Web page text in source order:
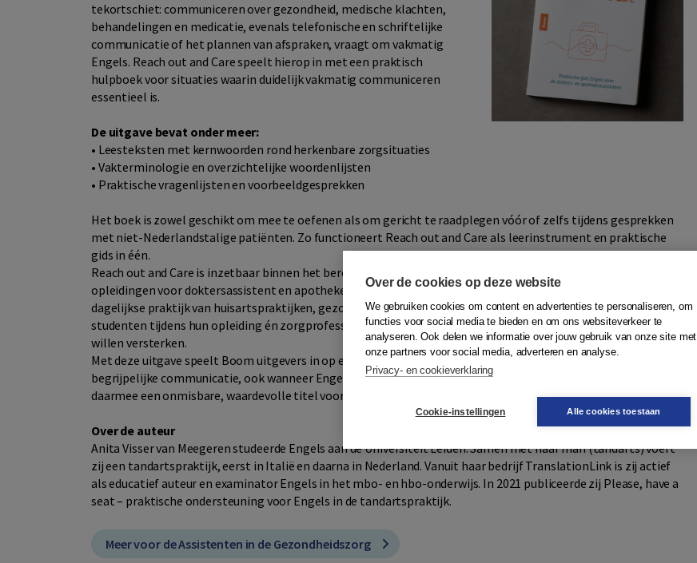
tekortschiet: communiceren over gezondheid, medische klachten,
behandelingen en medicatie, evenals telefonische en schriftelijke
communicatie of het plannen van afspraken, vraagt om vakmatig
Engels. Reach out and Care speelt hierop in met een praktisch
hulpboek voor situaties waarin duidelijk vakmatig communiceren
essentieel is.
De uitgave bevat onder meer:
• Leesteksten met kernwoorden rond herkenbare zorgsituaties
• Vakterminologie en overzichtelijke woordenlijsten
• Praktische vragenlijsten en voorbeeldgesprekken
Het boek is zowel geschikt om mee te oefenen als om gericht te raadplegen vóór of zelfs tijdens gesprekken
met niet-Nederlandstalige patiënten. Zo functioneert Reach out and Care als leerinstrument en praktische
gids in één.
Reach out and Care is inzetbaar binnen het beroepsonderwijs als eigentijdse aanvulling op onder meer de
opleidingen voor doktersassistent en apothekersassistent. Daarnaast is het boek direct toepasbaar in de
dagelijkse praktijk van huisartspraktijken, gezondheidscentra, ziekenhuizen en apotheken. Het ondersteunt
studenten tijdens hun opleiding én zorgprofessionals die hun communicatieve vaardigheden in het Engels
willen versterken.
Met deze uitgave speelt Boom uitgevers in op een actuele behoefte in de zorg: professionele, zorgvuldige en
begrijpelijke communicatie, ook wanneer Engels de gemeenschappelijke taal is. Reach out and Care is
daarmee een onmisbare, waardevolle titel voor iedereen die leert of werkt in de gezondheidszorg.
Over de auteur
Anita Visser van Meegeren studeerde Engels aan de Universiteit Leiden. Samen met haar man (tandarts) voert
zij een tandartspraktijk, eerst in Italië en daarna in Nederland. Vanuit haar bedrijf TranslationLink is zij actief
als educatief auteur en examinator Engels in het mbo- en hbo-onderwijs. In 2021 publiceerde zij Please, have a
seat – praktische ondersteuning voor Engels in de tandartspraktijk.
Meer voor de Assistenten in de Gezondheidszorg
Over de cookies op deze website
We gebruiken cookies om content en advertenties te personaliseren, om
functies voor social media te bieden en om ons websiteverkeer te
analyseren. Ook delen we informatie over jouw gebruik van onze site met
onze partners voor social media, adverteren en analyse.
Privacy- en cookieverklaring
Cookie-instellingen Alle cookies toestaan